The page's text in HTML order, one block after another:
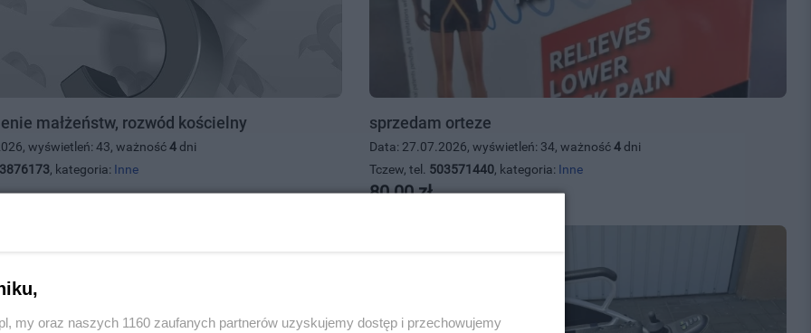
małżeństw, rozwód kościelny
wyświetleń: 43, ważność4dni
, kategoria: Inne
sprzedam orteze
Data: 27.07.2026, wyświetleń: 34, ważność4dni
Tczew, tel. 503571440, kategoria: Inne
80.00 zł
my oraz naszych 1160 zaufanych partnerów uzyskujemy dostęp i przechowujemy